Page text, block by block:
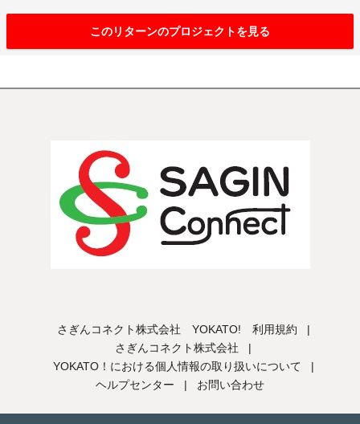
このリターンのプロジェクトを見る
さぎんコネクト株式会社 YOKATO! 利用規約
|
さぎんコネクト株式会社
|
YOKATO！における個人情報の取り扱いについて
|
ヘルプセンター
| お問い合わせ